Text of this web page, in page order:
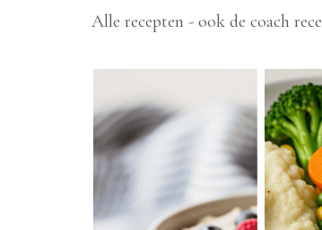
Alle recepten - ook de coach